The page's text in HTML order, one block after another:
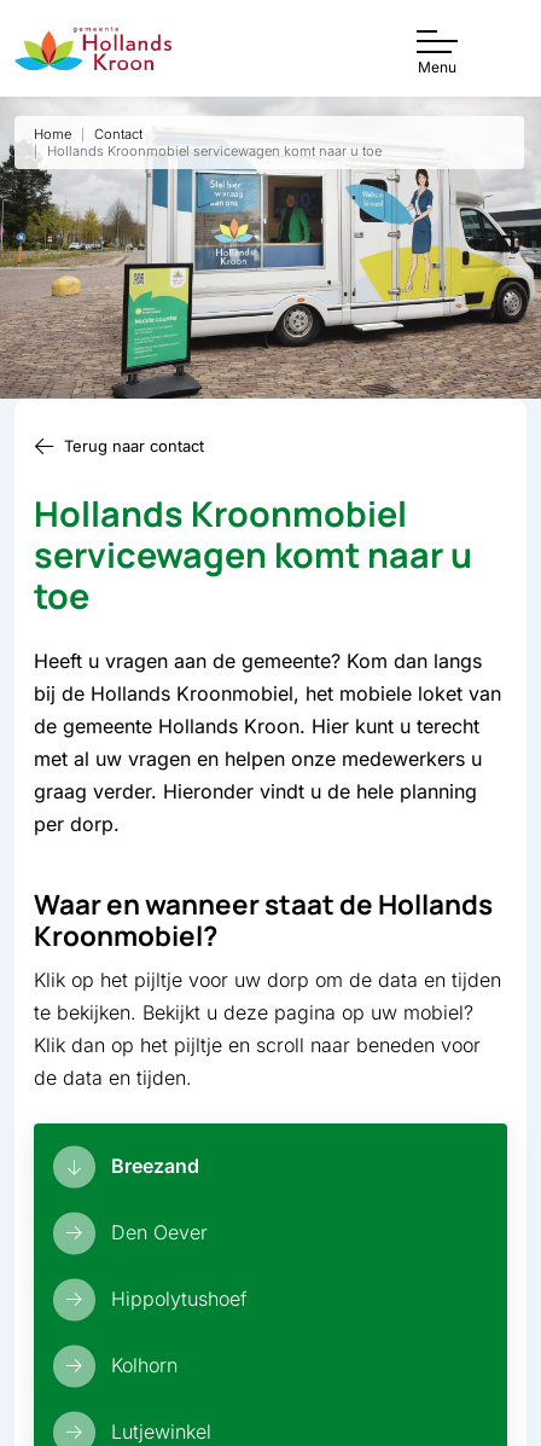
Menu
Home
Contact
Hollands Kroonmobiel servicewagen komt naar u toe
Terug naar contact
Hollands Kroonmobiel
servicewagen komt naar u
toe
Heeft u vragen aan de gemeente? Kom dan langs
bij de Hollands Kroonmobiel, het mobiele loket van
de gemeente Hollands Kroon. Hier kunt u terecht
met al uw vragen en helpen onze medewerkers u
graag verder. Hieronder vindt u de hele planning
per dorp.
Waar en wanneer staat de Hollands
Kroonmobiel?
Klik op het pijltje voor uw dorp om de data en tijden
te bekijken. Bekijkt u deze pagina op uw mobiel?
Klik dan op het pijltje en scroll naar beneden voor
de data en tijden.
Breezand
Den Oever
Hippolytushoef
Kolhorn
Lutjewinkel